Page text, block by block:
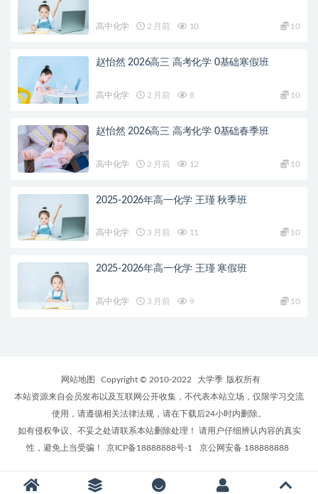
高中化学 2 月前 10 10
赵怡然 2026高三 高考化学 0基础寒假班
高中化学 2 月前 8 10
赵怡然 2026高三 高考化学 0基础春季班
高中化学 2 月前 12 10
2025-2026年高一化学 王瑾 秋季班
高中化学 3 月前 11 10
2025-2026年高一化学 王瑾 寒假班
高中化学 3 月前 9 10
网站地图 Copyright © 2010-2022 大学季 版权所有
本站资源来自会员发布以及互联网公开收集，不代表本站立场，仅限学习交流
使用，请遵循相关法律法规，请在下载后24小时内删除。
如有侵权争议、不妥之处请联系本站删除处理！ 请用户仔细辨认内容的真实
性，避免上当受骗！
京ICP备18888888号-1 京公网安备 188888888